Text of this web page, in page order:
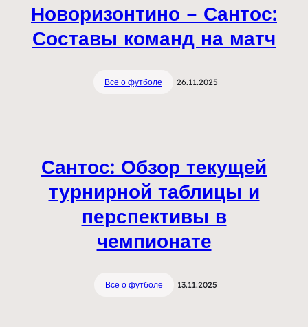
Новоризонтино – Сантос:
Составы команд на матч
Все о футболе 26.11.2025
Сантос: Обзор текущей
турнирной таблицы и
перспективы в
чемпионате
Все о футболе 13.11.2025